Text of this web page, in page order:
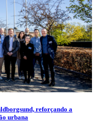
reforçando a
urbana